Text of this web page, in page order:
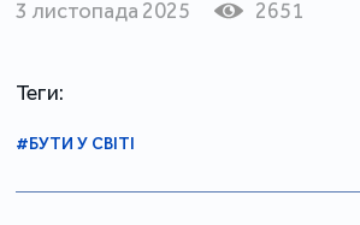
3 листопада 2025 2651
Теги:
#БУТИ У СВІТІ